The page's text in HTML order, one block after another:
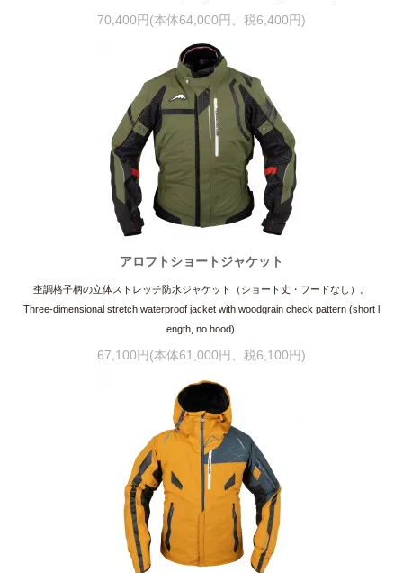
70,400円(本体64,000円、税6,400円)
アロフトショートジャケット
杢調格子柄の立体ストレッチ防水ジャケット（ショート丈・フードなし）。
Three-dimensional stretch waterproof jacket with woodgrain check pattern (short l
ength, no hood).
67,100円(本体61,000円、税6,100円)